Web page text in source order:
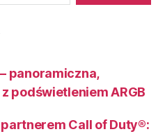
panoramiczna,
podświetleniem ARGB
Call of Duty®: